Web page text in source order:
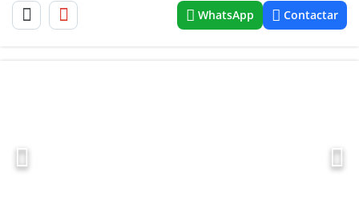
WhatsApp Contactar